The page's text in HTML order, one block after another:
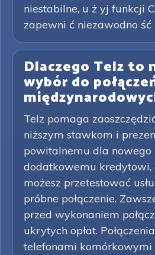
niestabilne, u ż yj funkcji
zapewni ć niezawodno ść
Dlaczego Telz to
wybór do
Telz pomaga
niższym stawkom i
powitalnemu dla
dodatkowemu kredytowi,
możesz przetestować
próbne połączenie.
przed wykonaniem
ukrytych opłat.
telefonami komórkowymi